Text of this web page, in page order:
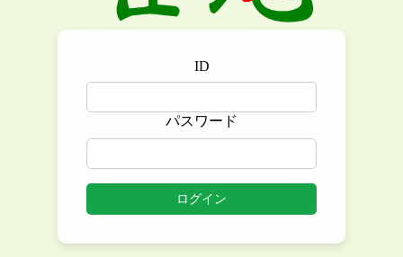
ID
パスワード
ログイン